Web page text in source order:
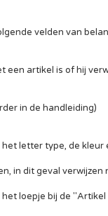
velden van
een artikel is of hij
in de handleiding)
letter type, de kleur
in dit geval verwijzen
loepje bij de